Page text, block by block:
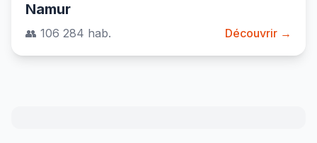
Namur
👥 106 284 hab. Découvrir →